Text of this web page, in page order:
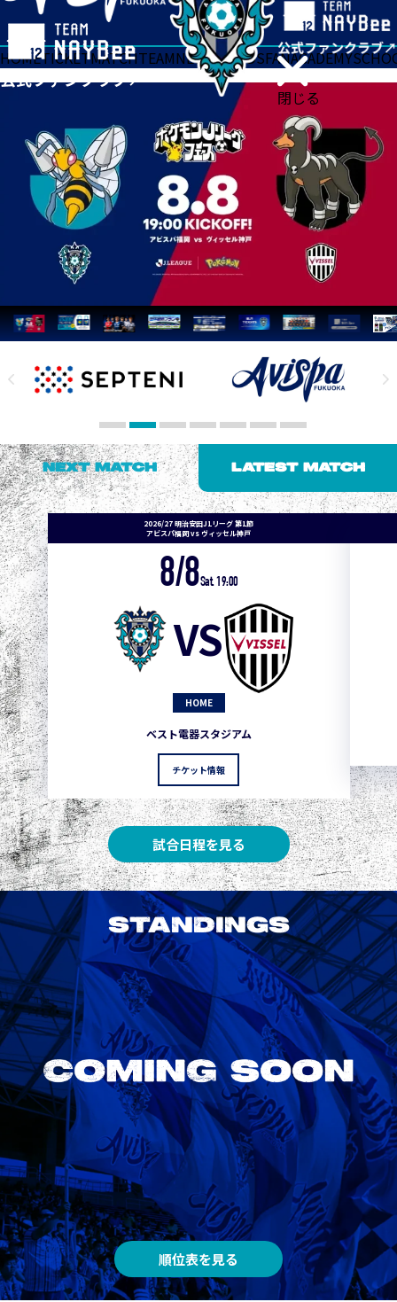
閉じる
HOMETICKETMATCHTEAMNEWSGOODSFANACADEMY
NEXT MATCH LATEST MATCH
2026/27 明治安田J1リーグ 第1節
アビスパ福岡 vs ヴィッセル神戸
8/8Sat. 19:00
VS
HOME
ベスト電器スタジアム
チケット情報
試合日程を見る
STANDINGS
順位表を見る